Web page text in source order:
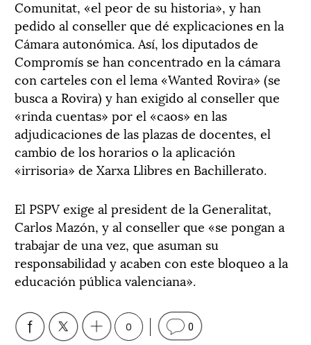
Comunitat, «el peor de su historia», y han
pedido al conseller que dé explicaciones en la
Cámara autonómica. Así, los diputados de
Compromís se han concentrado en la cámara
con carteles con el lema «Wanted Rovira» (se
busca a Rovira) y han exigido al conseller que
«rinda cuentas» por el «caos» en las
adjudicaciones de las plazas de docentes, el
cambio de los horarios o la aplicación
«irrisoria» de Xarxa Llibres en Bachillerato.
El PSPV exige al president de la Generalitat,
Carlos Mazón, y al conseller que «se pongan a
trabajar de una vez, que asuman su
responsabilidad y acaben con este bloqueo a la
educación pública valenciana».
0 0